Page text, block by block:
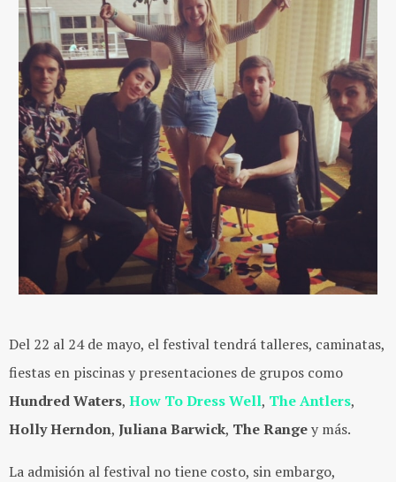
Del 22 al 24 de mayo, el festival tendrá talleres, caminatas,
fiestas en piscinas y presentaciones de grupos como
Hundred Waters, How To Dress Well, The Antlers,
Holly Herndon, Juliana Barwick, The Rangey más.
La admisión al festival no tiene costo, sin embargo,